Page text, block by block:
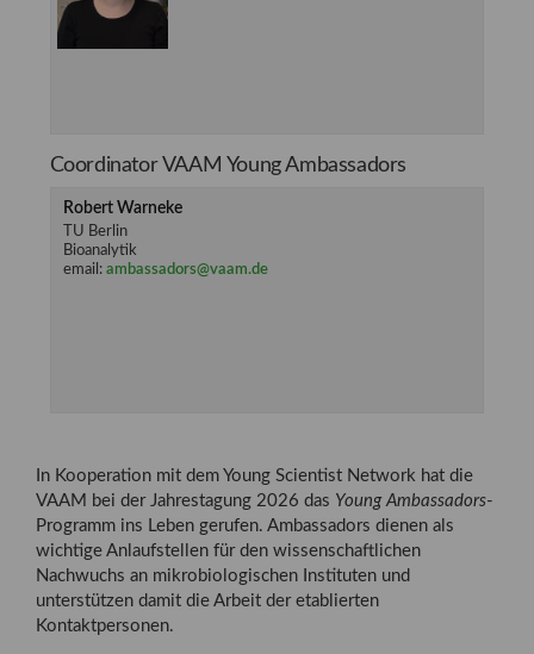
Coordinator VAAM Young Ambassadors
Robert Warneke
TU Berlin
Bioanalytik
email: ambassadors@vaam.de
In Kooperation mit dem Young Scientist Network hat die
VAAM bei der Jahrestagung 2026 das Young Ambassadors-
Programm ins Leben gerufen. Ambassadors dienen als
wichtige Anlaufstellen für den wissenschaftlichen
Nachwuchs an mikrobiologischen Instituten und
unterstützen damit die Arbeit der etablierten
Kontaktpersonen.